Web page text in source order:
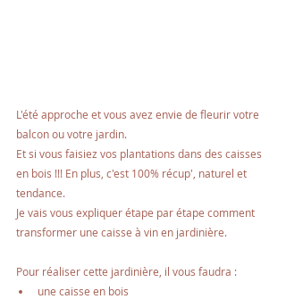
L'été approche et vous avez envie de fleurir votre
balcon ou votre jardin.
Et si vous faisiez vos plantations dans des caisses
en bois !!! En plus, c'est 100% récup', naturel et
tendance.
Je vais vous expliquer étape par étape comment
transformer une caisse à vin en jardinière.
Pour réaliser cette jardinière, il vous faudra :
une caisse en bois